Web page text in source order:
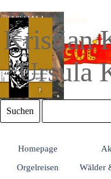
Kristian
Ursula
Suchen
Homepage
Orgelreisen
Wälder